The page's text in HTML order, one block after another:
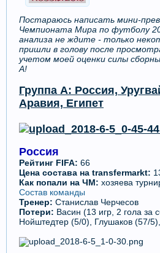
Постараюсь написать мини-
Чемпионата Мира по футболу
анализа не ждите - только
пришли в голову после
учетом моей оценки силы
А!
Группа А: Россия,
Аравия, Египет
Россия
Рейтинг FIFA: 66
Цена состава на transfermarkt:
Как попали на ЧМ: хозяева
Состав команды
Тренер: Станислав Черчесов
Потери: Васин (13 игр, 2 гола за
Нойштедтер (5/0), Глушаков (57/